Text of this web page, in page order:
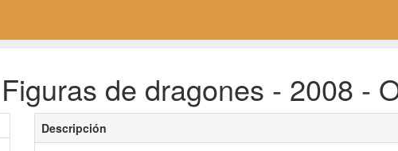
de dragones - 2008 -
Descripción